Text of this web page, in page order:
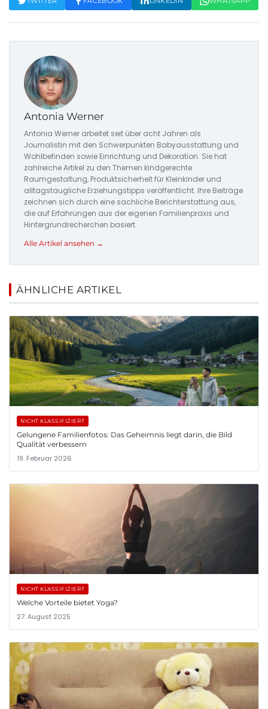
Antonia Werner
Antonia Werner arbeitet seit über acht Jahren als
Journalistin mit den Schwerpunkten Babyausstattung und
Wohlbefinden sowie Einrichtung und Dekoration. Sie hat
zahlreiche Artikel zu den Themen kindgerechte
Raumgestaltung, Produktsicherheit für Kleinkinder und
alltagstaugliche Erziehungstipps veröffentlicht. Ihre Beiträge
zeichnen sich durch eine sachliche Berichterstattung aus,
die auf Erfahrungen aus der eigenen Familienpraxis und
Hintergrundrecherchen basiert.
Alle Artikel ansehen →
ÄHNLICHE ARTIKEL
NICHT KLASSIFIZIERT
Gelungene Familienfotos: Das Geheimnis liegt darin, die Bild
Qualität verbessern
19. Februar 2026
NICHT KLASSIFIZIERT
Welche Vorteile bietet Yoga?
27. August 2025